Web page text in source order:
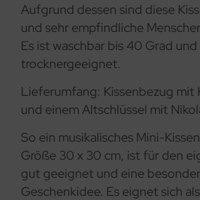
Aufgrund dessen sind diese
und sehr empfindliche
Es ist waschbar bis 40 Grad und
trocknergeeignet.
Lieferumfang: Kissenbezug mit
und einem Altschlüssel mit
So ein musikalisches Mini-
Größe 30 x 30 cm, ist für den
gut geeignet und eine
Geschenkidee. Es eignet sich